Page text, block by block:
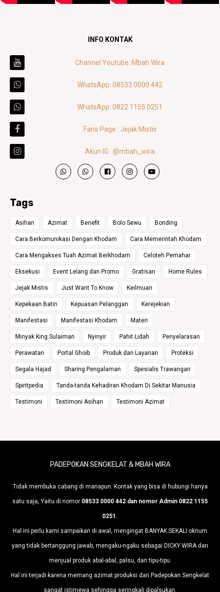
INFO KONTAK
Channel Youtube: Mbah Wira
WhatsApp: 08533 0000 442
WhatsApp: 0822 1155 0251
Fans Page : Jejak Mistis
Akun IG : @mbah_wira
Tags
Asihan Azimat Benefit Bolo Sewu Bonding
Cara Berkomunikasi Dengan Khodam Cara Memerintah Khodam
Cara Mengakses Tuah Azimat Berkhodam Celoteh Pemahar
Eksekusi Event Lelang dan Promo Gratisan Home Rules
Jejak Mistis Just Want To Know Keilmuan
Kepekaan Batin Kepuasan Pelanggan Kerejekian
Manifestasi Manifestasi Khodam Materi
Minyak King Sulaiman Nyinyir Pahit Lidah Penyelarasan
Perawatan Portal Ghoib Produk dan Layanan Proteksi
Segala Hajad Sharing Pengalaman Spesialis Trawangan
Spiritpedia Tanda-tanda Kehadiran Khodam Di Sekitar Manusia
Testimoni Testimoni Asihan Testimoni Azimat
PADEPOKAN SENGKELAT & MBAH WIRA
Tidak membuka cabang di manapun. Kontak yang bisa di hubungi hanya
satu saja, Yaitu di nomor 08533 0000 442 dan nomor Admin 0822 1155
0251.
Hal ini perlu kami sampaikan di awal, mengingat BANYAK SEKALI oknum
yang tidak bertanggung jawab, mengaku-ngaku sebagai DICKY WIRA dan
menjual produk abal-abal, palsu, dan tipu-tipu.
Hal ini terjadi karena memang azimat produksi dari Padepokan Sengkelat
sangat istimewa sehingga seringkali dipalsukan.